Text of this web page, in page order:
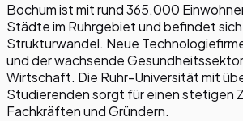
Bochum ist mit rund 365.000
Städte im Ruhrgebiet und befindet
Strukturwandel. Neue
und der wachsende
Wirtschaft. Die Ruhr-Universität mit
Studierenden sorgt für einen stetigen
Fachkräften und Gründern.